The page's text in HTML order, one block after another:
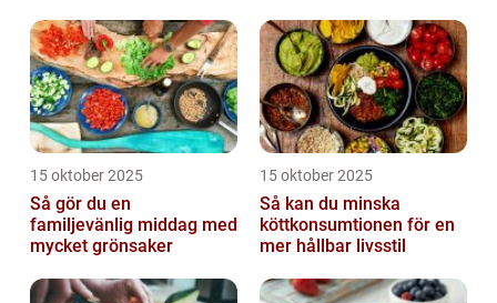
15 oktober 2025
Så gör du en
familjevänlig middag med
mycket grönsaker
15 oktober 2025
Så kan du minska
köttkonsumtionen för en
mer hållbar livsstil